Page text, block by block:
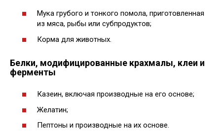
Мука грубого и тонкого помола, приготовленная
из мяса, рыбы или субпродуктов;
Корма для животных.
Белки, модифицированные крахмалы, клеи и
ферменты
Казеин, включая производные на его основе;
Желатин;
Пептоны и производные на их основе.